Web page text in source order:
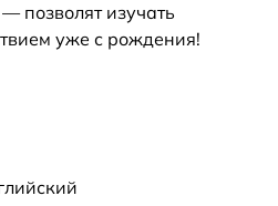
позволят изучать
уже с рождения!